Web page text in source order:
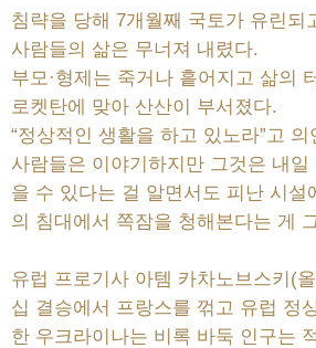
침략을 당해 7개월째 국토가 유린되
사람들의 삶은 무너져 내렸다.
부모·형제는 죽거나 흩어지고 삶의
로켓탄에 맞아 산산이 부서졌다.
“정상적인 생활을 하고 있노라”고
사람들은 이야기하지만 그것은 내
을 수 있다는 걸 알면서도 피난 시설
의 침대에서 쪽잠을 청해본다는 게
유럽 프로기사 아템 카차노브스키(
십 결승에서 프랑스를 꺾고 유럽 정
한 우크라이나는 비록 바둑 인구는